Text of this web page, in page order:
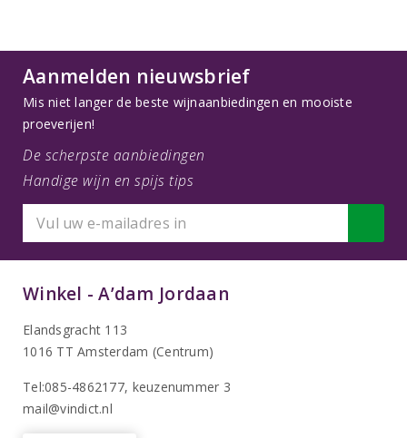
Aanmelden nieuwsbrief
Mis niet langer de beste wijnaanbiedingen en mooiste
proeverijen!
De scherpste aanbiedingen
Handige wijn en spijs tips
Winkel - A’dam Jordaan
Elandsgracht 113
1016 TT Amsterdam (Centrum)
Tel:085-4862177, keuzenummer 3
mail@vindict.nl